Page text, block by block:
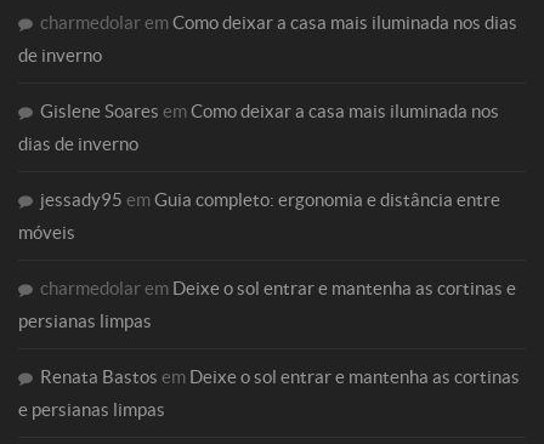
charmedolaremComo deixar a casa mais iluminada nos dias
de inverno
Gislene Soares emComo deixar a casa mais iluminada nos
dias de inverno
jessady95 emGuia completo: ergonomia e distância entre
móveis
charmedolarem Deixe o sol entrar e mantenha as cortinas e
persianas limpas
Renata Bastos em Deixe o sol entrar e mantenha as cortinas
e persianas limpas